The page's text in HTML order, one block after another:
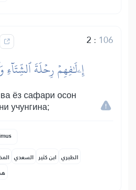
2 : 106
إِۦلَٰفِهِمۡ رِحۡلَةَ
ёз сафари осон
учунгина;
السعدي ابن كثير الطبري